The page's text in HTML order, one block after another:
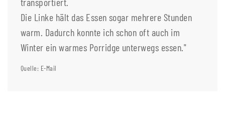
Die Linke hält das Essen sogar mehrere Stunden
warm. Dadurch konnte ich schon oft auch im
Winter ein warmes Porridge unterwegs essen."
Quelle: E-Mail